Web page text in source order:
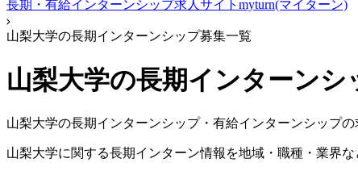
長期・有給インターンシップ求人サイトmyturn(マイターン)
山梨大学の長期インターンシップ募集一覧
山梨大学の長期インターンシ
山梨大学の長期インターンシップ・有給インターンシップの
山梨大学に関する長期インターン情報を地域・職種・業界な